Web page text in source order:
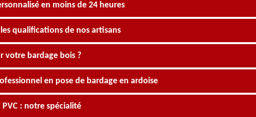
en moins de 24 heures
qualifications de nos artisans
votre bardage bois ?
en pose de bardage en ardoise
: notre spécialité